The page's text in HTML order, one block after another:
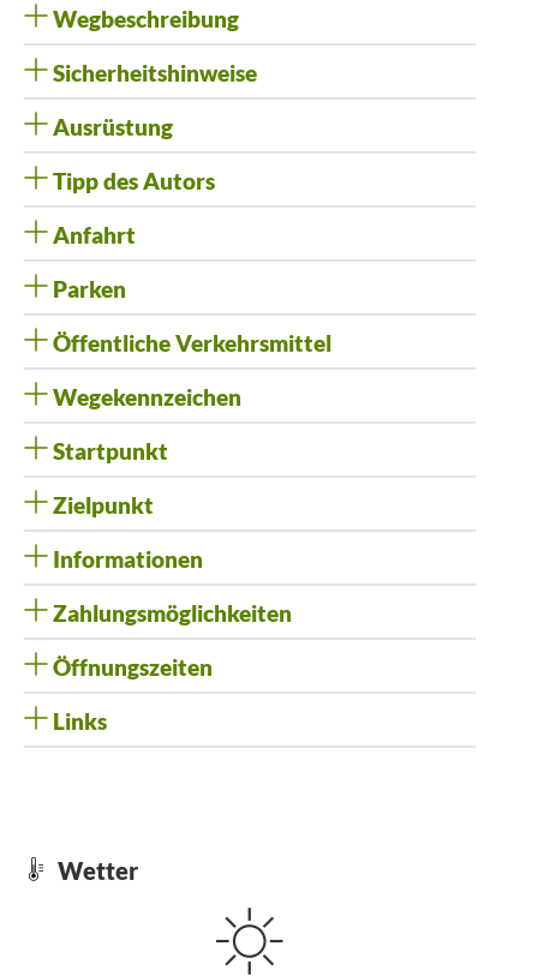
Wegbeschreibung
Sicherheitshinweise
Ausrüstung
Tipp des Autors
Anfahrt
Parken
Öffentliche Verkehrsmittel
Wegekennzeichen
Startpunkt
Zielpunkt
Informationen
Zahlungsmöglichkeiten
Öffnungszeiten
Links
Wetter